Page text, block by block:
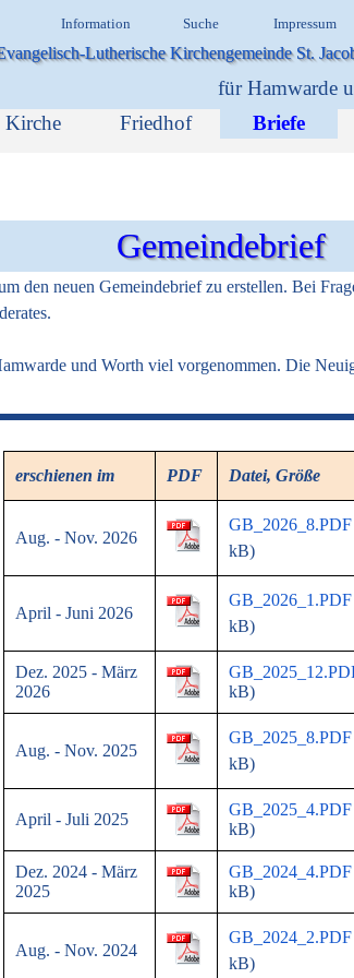
Menü überspringen
Information Suche Impressum
Lutherische Kirchengemeinde St.
für Hamwarde
Menü überspringen
▼
Kirche ▼
Friedhof Briefe
Gemeindebrief
den neuen Gemeindebrief zu erstellen. Bei
und Worth viel vorgenommen. Die
erschienen im PDF Datei, Größe
Aug. - Nov. 2026
GB_2026_8.PDF
kB)
April - Juni 2026
GB_2026_1.PDF
kB)
Dez. 2025 - März
2026
kB)
Aug. - Nov. 2025
GB_2025_8.PDF
kB)
April - Juli 2025
GB_2025_4.PDF
kB)
Dez. 2024 - März
2025
GB_2024_4.PDF
kB)
Aug. - Nov. 2024
GB_2024_2.PDF
kB)